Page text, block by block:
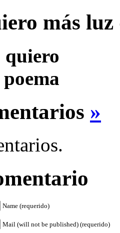
más
quiero
»
Name (requerido)
Mail (will not be published) (requerido)